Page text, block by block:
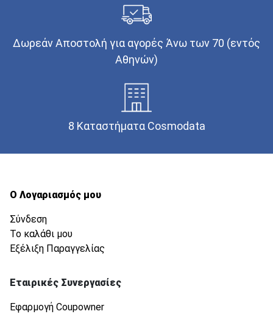
Δωρεάν Αποστολή για αγορές Άνω των 70 (εντός
Αθηνών)
8 Καταστήματα Cosmodata
Ο Λογαριασμός μου
Σύνδεση
Το καλάθι μου
Εξέλιξη Παραγγελίας
Εταιρικές Συνεργασίες
Εφαρμογή Coupowner